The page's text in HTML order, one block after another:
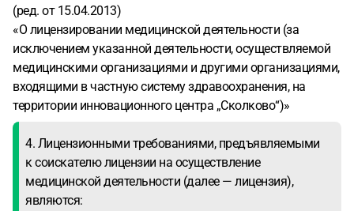
(ред. от 15.04.2013)
«О лицензировании медицинской деятельности (за
исключением указанной деятельности, осуществляемой
медицинскими организациями и другими организациями,
входящими в частную систему здравоохранения, на
территории инновационного центра „Сколково“)»
4. Лицензионными требованиями, предъявляемыми
к соискателю лицензии на осуществление
медицинской деятельности (далее — лицензия),
являются: